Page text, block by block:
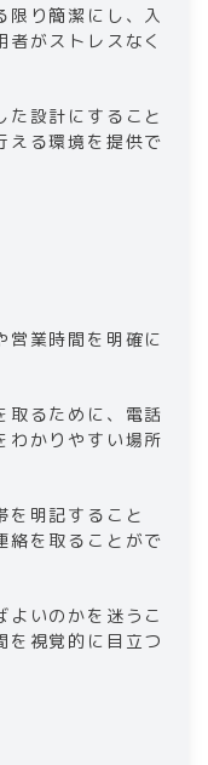
限り簡潔にし、入
がストレスなく
た設計にすること
える環境を提供で
営業時間を明確に
取るために、電話
わかりやすい場所
を明記すること
絡を取ることがで
よいのかを迷うこ
を視覚的に目立つ